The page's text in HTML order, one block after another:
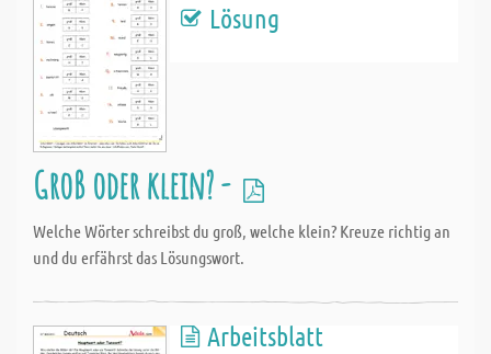
Lösung
Groß oder klein? -
Welche Wörter schreibst du groß, welche klein? Kreuze richtig an
und du erfährst das Lösungswort.
Arbeitsblatt